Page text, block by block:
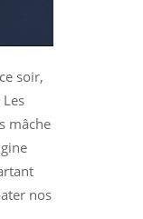
soir,
mâche
nos